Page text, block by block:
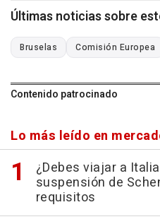
Últimas noticias sobre
Bruselas Comisión Europea
Contenido patrocinado
Lo más leído en
¿Debes viajar a
suspensión de
requisitos